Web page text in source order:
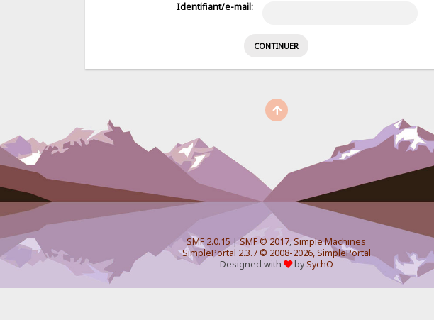
Identifiant/e-mail:
SMF 2.0.15|SMF © 2017,Simple Machines
SimplePortal 2.3.7 © 2008-2026, SimplePortal
Designed with
bySychO